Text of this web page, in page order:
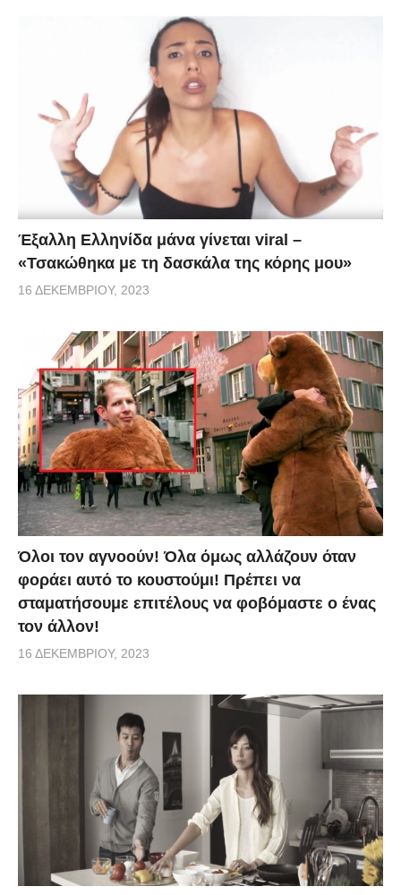
Έξαλλη Ελληνίδα μάνα γίνεται viral –
«Τσακώθηκα με τη δασκάλα της κόρης μου»
16 ΔΕΚΕΜΒΡΊΟΥ, 2023
Όλοι τον αγνοούν! Όλα όμως αλλάζουν όταν
φοράει αυτό το κουστούμι! Πρέπει να
σταματήσουμε επιτέλους να φοβόμαστε ο ένας
τον άλλον!
16 ΔΕΚΕΜΒΡΊΟΥ, 2023